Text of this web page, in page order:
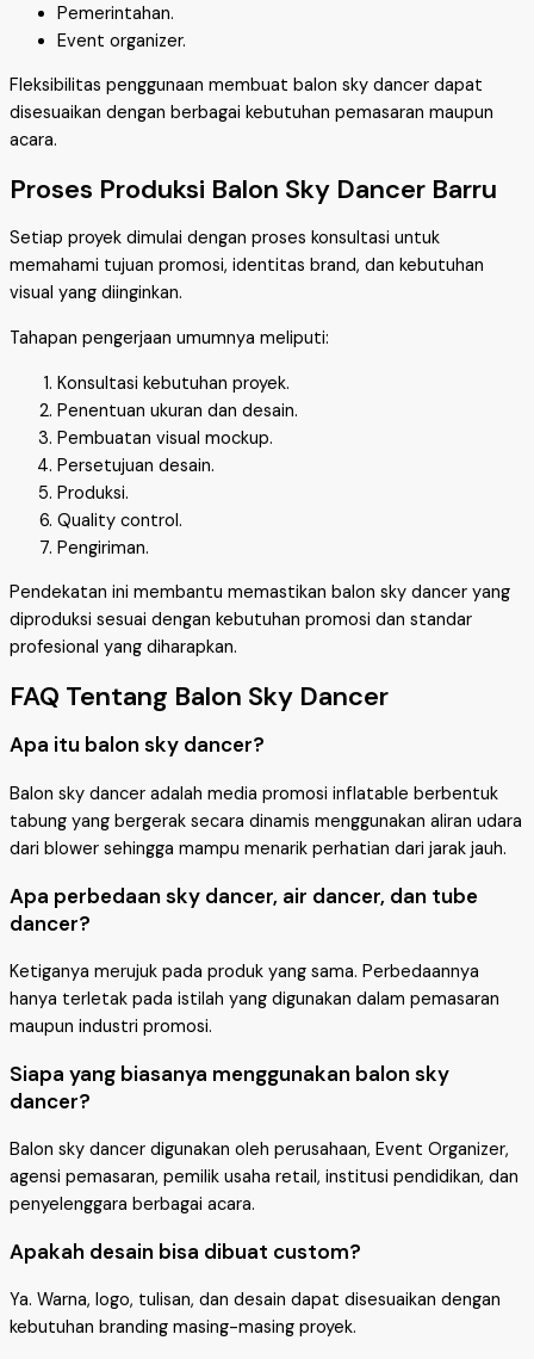
Pemerintahan.
Event organizer.
Fleksibilitas penggunaan membuat balon sky dancer dapat
disesuaikan dengan berbagai kebutuhan pemasaran maupun
acara.
Proses Produksi Balon Sky Dancer Barru
Setiap proyek dimulai dengan proses konsultasi untuk
memahami tujuan promosi, identitas brand, dan kebutuhan
visual yang diinginkan.
Tahapan pengerjaan umumnya meliputi:
Konsultasi kebutuhan proyek.
Penentuan ukuran dan desain.
Pembuatan visual mockup.
Persetujuan desain.
Produksi.
Quality control.
Pengiriman.
Pendekatan ini membantu memastikan balon sky dancer yang
diproduksi sesuai dengan kebutuhan promosi dan standar
profesional yang diharapkan.
FAQ Tentang Balon Sky Dancer
Apa itu balon sky dancer?
Balon sky dancer adalah media promosi inflatable berbentuk
tabung yang bergerak secara dinamis menggunakan aliran udara
dari blower sehingga mampu menarik perhatian dari jarak jauh.
Apa perbedaan sky dancer, air dancer, dan tube
dancer?
Ketiganya merujuk pada produk yang sama. Perbedaannya
hanya terletak pada istilah yang digunakan dalam pemasaran
maupun industri promosi.
Siapa yang biasanya menggunakan balon sky
dancer?
Balon sky dancer digunakan oleh perusahaan, Event Organizer,
agensi pemasaran, pemilik usaha retail, institusi pendidikan, dan
penyelenggara berbagai acara.
Apakah desain bisa dibuat custom?
Ya. Warna, logo, tulisan, dan desain dapat disesuaikan dengan
kebutuhan branding masing-masing proyek.